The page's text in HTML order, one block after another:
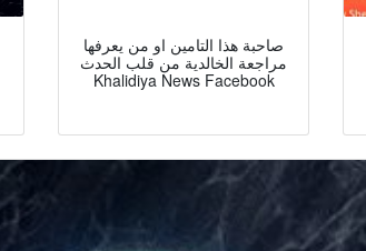
صاحبة هذا التامين او من يعرفها
مراجعة الخالدية من قلب الحدث
Khalidiya News Facebook